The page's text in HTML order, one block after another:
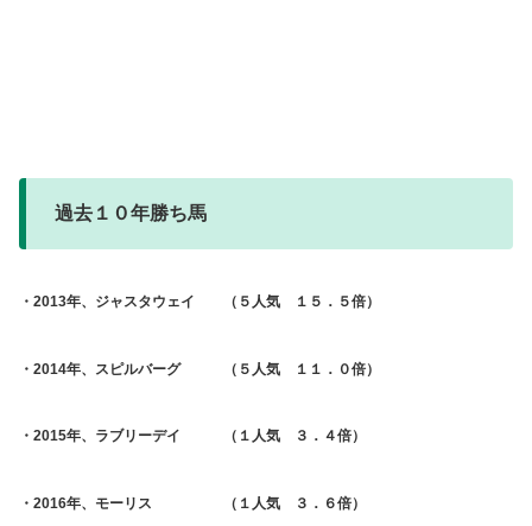
過去１０年勝ち馬
・2013年、ジャスタウェイ （５人気 １５．５倍）
・2014年、スピルバーグ （５人気 １１．０倍）
・2015年、ラブリーデイ （１人気 ３．４倍）
・2016年、モーリス （１人気 ３．６倍）